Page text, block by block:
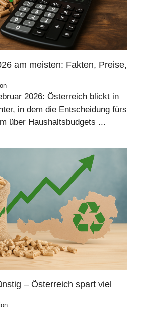
am meisten: Fakten, Preise,
2026: Österreich blickt in
in dem die Entscheidung fürs
über Haushaltsbudgets ...
– Österreich spart viel